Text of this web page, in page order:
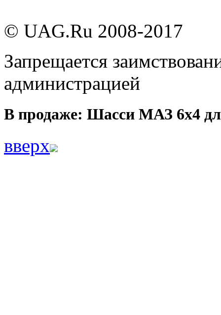
© UAG.Ru 2008-2017
Запрещается
администрацией
В продаже: Шасси МАЗ 6х4
вверх